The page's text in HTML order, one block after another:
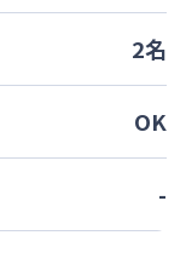
2名
OK
-